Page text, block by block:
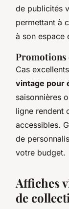
de publicités
permettant à
à son espace
Promotions
Cas
vintage pour
saisonnières
ligne rendent
accessibles.
de
votre budget.
Affiches
de